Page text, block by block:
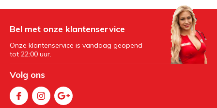
Bel met onze klantenservice
Onze klantenservice is vandaag geopend
tot 22:00 uur.
Volg ons